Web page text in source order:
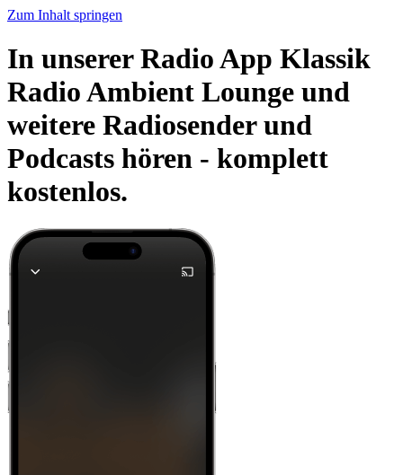
Zum Inhalt springen
In unserer Radio App Klassik
Radio Ambient Lounge und
weitere Radiosender und
Podcasts hören - komplett
kostenlos.